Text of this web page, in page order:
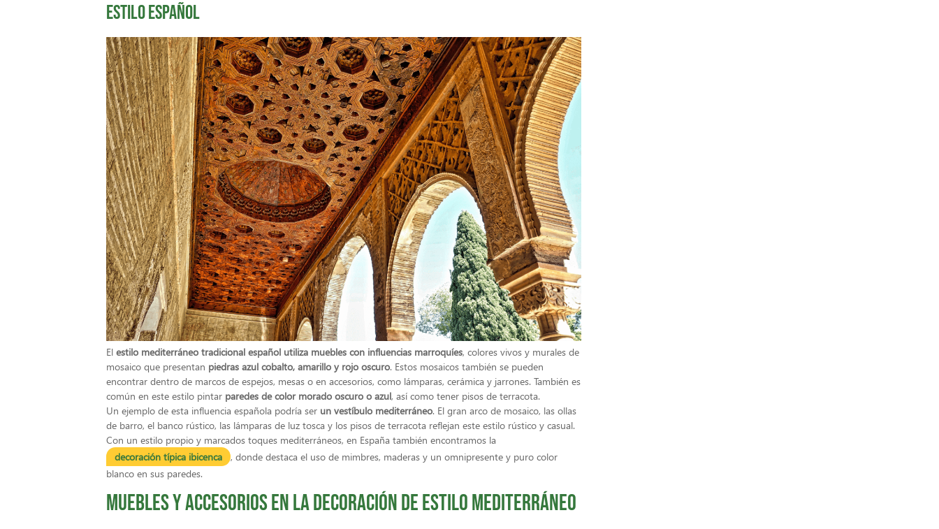
Estilo español
El estilo mediterráneo tradicional español utiliza muebles con influencias marroquíes, colores vivos y murales de
mosaico que presentan piedras azul cobalto, amarillo y rojo oscuro. Estos mosaicos también se pueden
encontrar dentro de marcos de espejos, mesas o en accesorios, como lámparas, cerámica y jarrones. También es
común en este estilo pintar paredes de color morado oscuro o azul, así como tener pisos de terracota.
Un ejemplo de esta influencia española podría ser un vestíbulo mediterráneo. El gran arco de mosaico, las ollas
de barro, el banco rústico, las lámparas de luz tosca y los pisos de terracota reflejan este estilo rústico y casual.
Con un estilo propio y marcados toques mediterráneos, en España también encontramos la
decoración típica ibicenca
, donde destaca el uso de mimbres, maderas y un omnipresente y puro color
blanco en sus paredes.
Muebles y accesorios en la decoración de estilo mediterráneo